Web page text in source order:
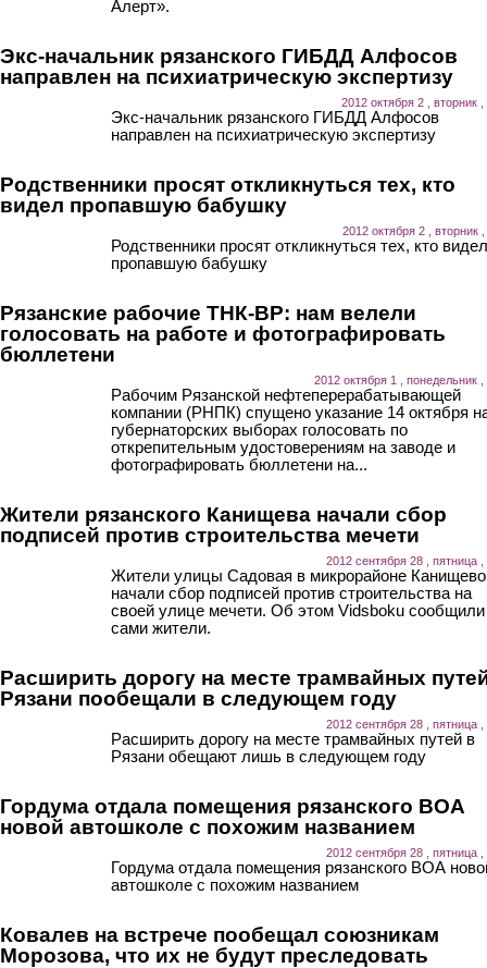
Алерт».
Экс-начальник рязанского ГИБДД Алфосов
направлен на психиатрическую экспертизу
2012 октября 2 , вторник ,
Экс-начальник рязанского ГИБДД Алфосов
направлен на психиатрическую экспертизу
Родственники просят откликнуться тех, кто
видел пропавшую бабушку
2012 октября 2 , вторник
Родственники просят откликнуться тех, кто видел
пропавшую бабушку
Рязанские рабочие ТНК-ВР: нам велели
голосовать на работе и фотографировать
бюллетени
2012 октября 1 , понедельник ,
Рабочим Рязанской нефтеперерабатывающей
компании (РНПК) спущено указание 14 октября
губернаторских выборах голосовать по
открепительным удостоверениям на заводе и
фотографировать бюллетени на...
Жители рязанского Канищева начали сбор
подписей против строительства мечети
2012 сентября 28 , пятница ,
Жители улицы Садовая в микрорайоне Канищево
начали сбор подписей против строительства на
своей улице мечети. Об этом Vidsboku сообщили
сами жители.
Расширить дорогу на месте трамвайных
Рязани пообещали в следующем году
2012 сентября 28 , пятница ,
Расширить дорогу на месте трамвайных путей в
Рязани обещают лишь в следующем году
Гордума отдала помещения рязанского ВОА
новой автошколе с похожим названием
2012 сентября 28 , пятница ,
Гордума отдала помещения рязанского ВОА
автошколе с похожим названием
Ковалев на встрече пообещал союзникам
Морозова, что их не будут преследовать